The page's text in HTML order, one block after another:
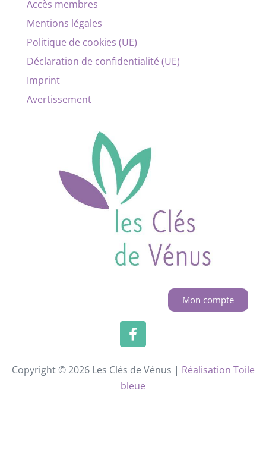
Accès membres
Mentions légales
Politique de cookies (UE)
Déclaration de confidentialité (UE)
Imprint
Avertissement
Mon compte
Copyright © 2026 Les Clés de Vénus | Réalisation Toile
bleue